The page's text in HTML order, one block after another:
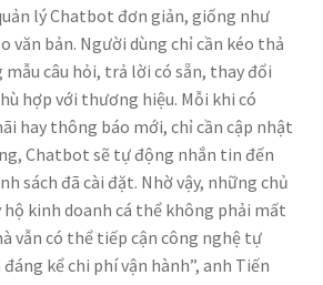
lý Chatbot đơn giản, giống như
văn bản. Người dùng chỉ cần kéo thả
câu hỏi, trả lời có sẵn, thay đổi
hợp với thương hiệu. Mỗi khi có
hay thông báo mới, chỉ cần cập nhật
Chatbot sẽ tự động nhắn tin đến
sách đã cài đặt. Nhờ vậy, những chủ
hộ kinh doanh cá thể không phải mất
vẫn có thể tiếp cận công nghệ tự
kể chi phí vận hành”, anh Tiến